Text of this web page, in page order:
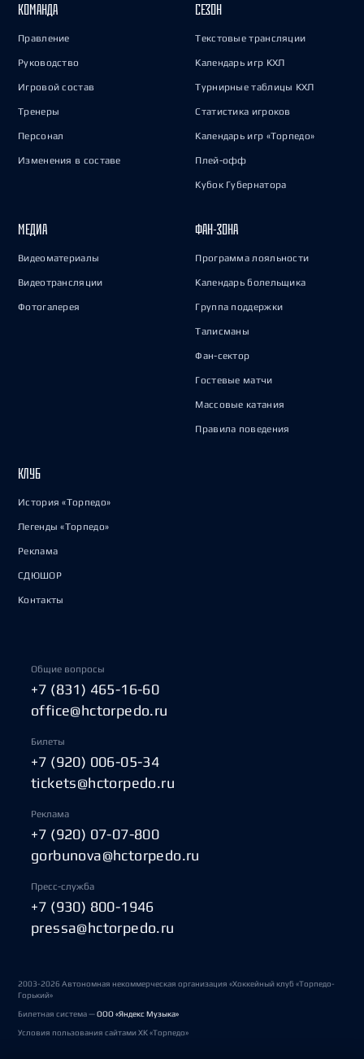
КОМАНДА
Правление
Руководство
Игровой состав
Тренеры
Персонал
Изменения в составе
СЕЗОН
Текстовые трансляции
Календарь игр КХЛ
Турнирные таблицы КХЛ
Статистика игроков
Календарь игр «Торпедо»
Плей-офф
Кубок Губернатора
МЕДИА
Видеоматериалы
Видеотрансляции
Фотогалерея
ФАН-ЗОНА
Программа лояльности
Календарь болельщика
Группа поддержки
Талисманы
Фан-сектор
Гостевые матчи
Массовые катания
Правила поведения
КЛУБ
История «Торпедо»
Легенды «Торпедо»
Реклама
СДЮШОР
Контакты
Общие вопросы
+7 (831) 465-16-60
office@hctorpedo.ru
Билеты
+7 (920) 006-05-34
tickets@hctorpedo.ru
Реклама
+7 (920) 07-07-800
gorbunova@hctorpedo.ru
Пресс-служба
+7 (930) 800-1946
pressa@hctorpedo.ru
2003-2026 Автономная некоммерческая организация «Хоккейный клуб «Торпедо-
Горький»
Билетная система —ООО «Яндекс Музыка»
Условия пользования сайтами ХК «Торпедо»